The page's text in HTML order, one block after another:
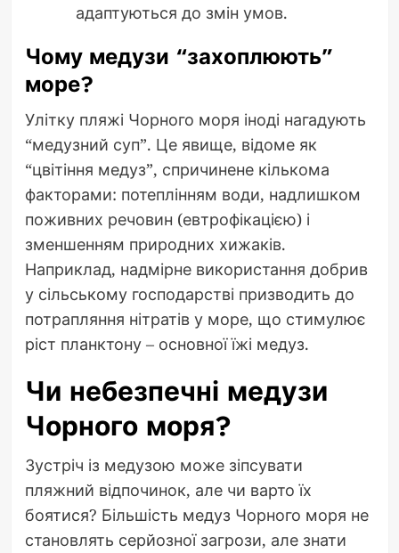
адаптуються до змін умов.
Чому медузи “захоплюють”
море?
Улітку пляжі Чорного моря іноді нагадують
“медузний суп”. Це явище, відоме як
“цвітіння медуз”, спричинене кількома
факторами: потеплінням води, надлишком
поживних речовин (евтрофікацією) і
зменшенням природних хижаків.
Наприклад, надмірне використання добрив
у сільському господарстві призводить до
потрапляння нітратів у море, що стимулює
ріст планктону – основної їжі медуз.
Чи небезпечні медузи
Чорного моря?
Зустріч із медузою може зіпсувати
пляжний відпочинок, але чи варто їх
боятися? Більшість медуз Чорного моря не
становлять серйозної загрози, але знати